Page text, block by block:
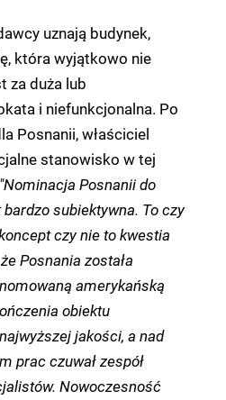
uznają budynek,
która wyjątkowo nie
za duża lub
i niefunkcjonalna. Po
Posnanii, właściciel
stanowisko w tej
"Nominacja Posnanii do
subiektywna. To czy
czy nie to kwestia
Posnania została
amerykańską
obiektu
jakości, a nad
prac czuwał zespół
Nowoczesność